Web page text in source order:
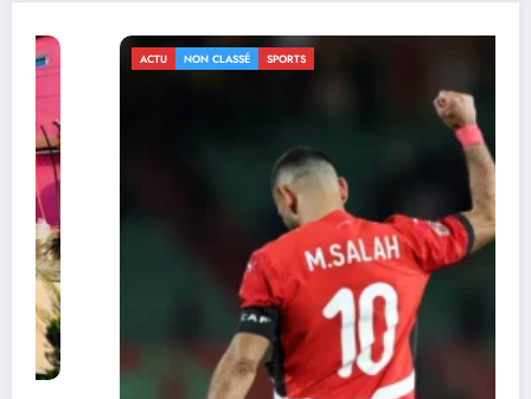
NON CLASSÉ SPORTS